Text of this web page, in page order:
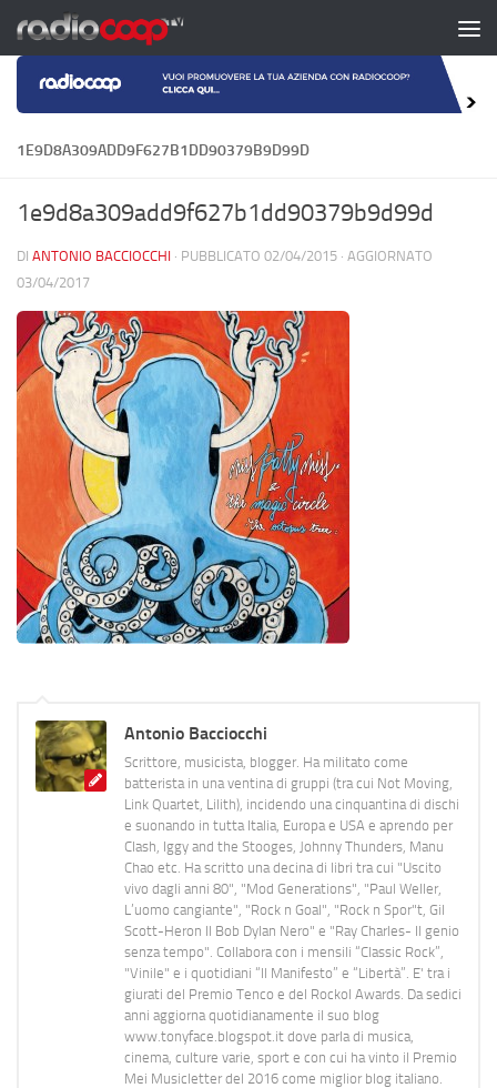
Salta al contenuto
1E9D8A309ADD9F627B1DD90379B9D99D
1e9d8a309add9f627b1dd90379b9d99d
DI ANTONIO BACCIOCCHI · PUBBLICATO 02/04/2015 · AGGIORNATO
03/04/2017
Antonio Bacciocchi
Scrittore, musicista, blogger. Ha militato come
batterista in una ventina di gruppi (tra cui Not Moving,
Link Quartet, Lilith), incidendo una cinquantina di dischi
e suonando in tutta Italia, Europa e USA e aprendo per
Clash, Iggy and the Stooges, Johnny Thunders, Manu
Chao etc. Ha scritto una decina di libri tra cui "Uscito
vivo dagli anni 80", "Mod Generations", "Paul Weller,
L’uomo cangiante", "Rock n Goal", "Rock n Spor"t, Gil
Scott-Heron Il Bob Dylan Nero" e "Ray Charles- Il genio
senza tempo". Collabora con i mensili “Classic Rock”,
"Vinile" e i quotidiani “Il Manifesto” e “Libertà”. E' tra i
giurati del Premio Tenco e del Rockol Awards. Da sedici
anni aggiorna quotidianamente il suo blog
www.tonyface.blogspot.it dove parla di musica,
cinema, culture varie, sport e con cui ha vinto il Premio
Mei Musicletter del 2016 come miglior blog italiano.